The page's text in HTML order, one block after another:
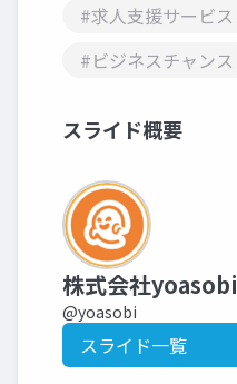
#求人支援サービス
#ビジネスチャンス
スライド概要
株式会社yoasobi
@yoasobi
スライド一覧